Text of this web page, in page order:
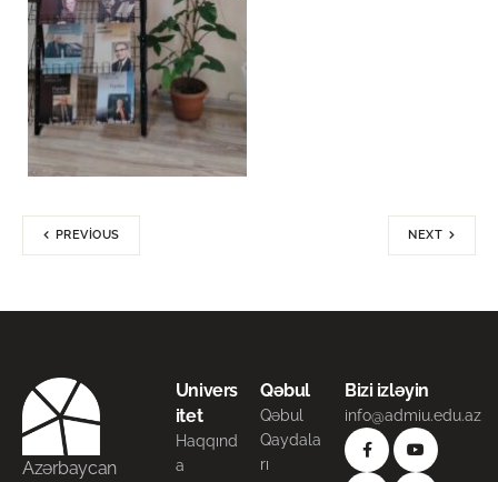
PREVIOUS NEXT
Azərbaycan
Univers
itet
Haqqınd
a
Qəbul
Qəbul
Qaydala
rı
Bizi izləyin
info@admiu.edu.az